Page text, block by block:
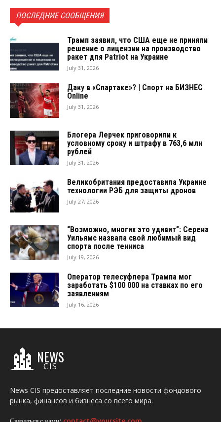
ПОСЛЕДНИЕ СООБЩЕНИЯ
Трамп заявил, что США еще не приняли
решение о лицензии на производство
ракет для Patriot на Украине
July 31, 2026
Даку в «Спартаке»? | Спорт на БИЗНЕС
Online
July 31, 2026
Блогера Лерчек приговорили к
условному сроку и штрафу в 763,6 млн
рублей
July 31, 2026
Великобритания предоставила Украине
технологии РЭБ для защиты дронов
July 27, 2026
“Возможно, многих это удивит”: Серена
Уильямс назвала свой любимый вид
спорта после тенниса
July 19, 2026
Оператор телесуфлера Трампа мог
заработать $100 000 на ставках по его
заявлениям
July 16, 2026
NEWS
CIS
News CIS предоставляет последние новости фондового
рынка, финансов и бизнеса со всего мира.